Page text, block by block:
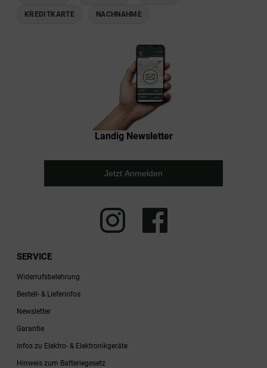
KREDITKARTE NACHNAHME
Landig Newsletter
Jetzt Anmelden
SERVICE
Widerrufsbelehrung
Bestell- & Lieferinfos
Newsletter
Garantie
Infos zu Elektro- & Elektronikgeräte
Hinweis zum Batteriegesetz